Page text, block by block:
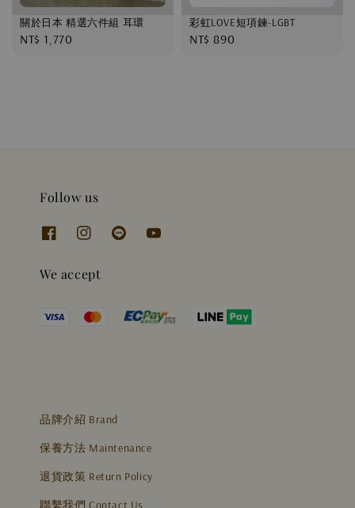
關於日本 精選六件組 耳環
Regular
NT$ 1,770
彩虹LOVE短項鍊-LGBT
Regular
NT$ 890
Follow us
We accept
品牌介紹 Brand
保養方法 Maintenance
退貨政策 Return Policy
聯繫我們 Contact Us